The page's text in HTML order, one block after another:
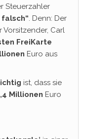
Steuerzahler
falsch“. Denn: Der
Carl
FreiKarte
Euro aus
ist, dass sie
Millionen Euro